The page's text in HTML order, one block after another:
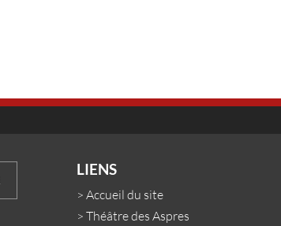
LIENS
>Accueil du site
>Théâtre des Aspres